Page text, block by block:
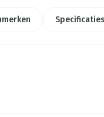
Specificaties